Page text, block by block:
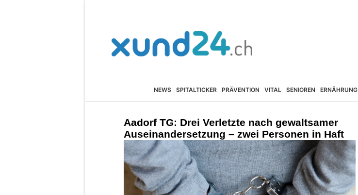
NEWS SPITALTICKER PRÄVENTION VITAL SENIOREN ERNÄHRUNG
Aadorf TG: Drei Verletzte nach gewaltsamer
Auseinandersetzung – zwei Personen in Haft